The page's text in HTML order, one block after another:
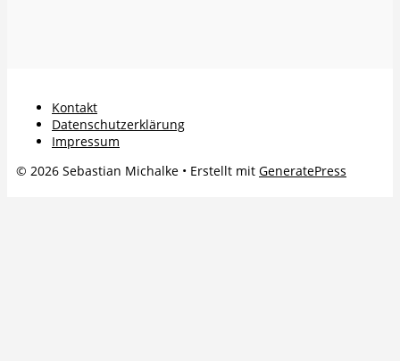
Kontakt
Datenschutzerklärung
Impressum
© 2026 Sebastian Michalke • Erstellt mit GeneratePress